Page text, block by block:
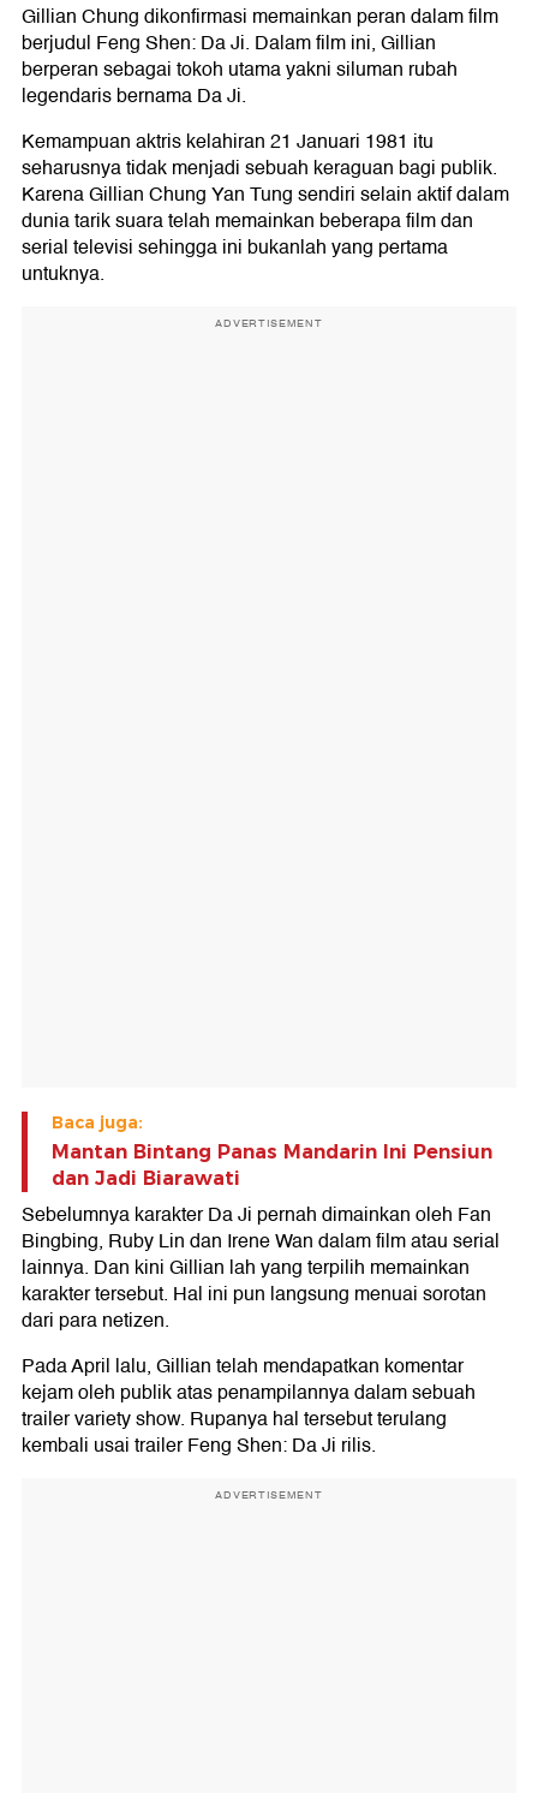
Gillian Chung dikonfirmasi memainkan peran dalam film
berjudul Feng Shen: Da Ji. Dalam film ini, Gillian
berperan sebagai tokoh utama yakni siluman rubah
legendaris bernama Da Ji.
Kemampuan aktris kelahiran 21 Januari 1981 itu
seharusnya tidak menjadi sebuah keraguan bagi publik.
Karena Gillian Chung Yan Tung sendiri selain aktif dalam
dunia tarik suara telah memainkan beberapa film dan
serial televisi sehingga ini bukanlah yang pertama
untuknya.
ADVERTISEMENT
Baca juga:
Mantan Bintang Panas Mandarin Ini Pensiun
dan Jadi Biarawati
Sebelumnya karakter Da Ji pernah dimainkan oleh Fan
Bingbing, Ruby Lin dan Irene Wan dalam film atau serial
lainnya. Dan kini Gillian lah yang terpilih memainkan
karakter tersebut. Hal ini pun langsung menuai sorotan
dari para netizen.
Pada April lalu, Gillian telah mendapatkan komentar
kejam oleh publik atas penampilannya dalam sebuah
trailer variety show. Rupanya hal tersebut terulang
kembali usai trailer Feng Shen: Da Ji rilis.
ADVERTISEMENT